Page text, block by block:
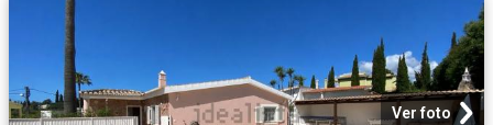
Ver foto